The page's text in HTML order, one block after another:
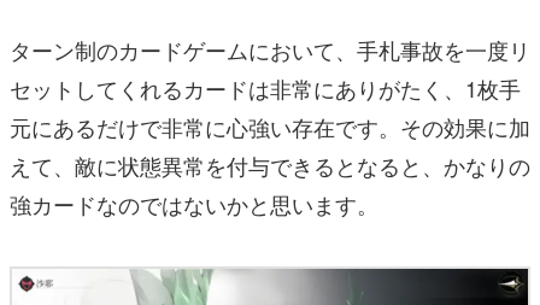
ターン制のカードゲームにおいて、手札事故を一度リ
セットしてくれるカードは非常にありがたく、1枚手
元にあるだけで非常に心強い存在です。その効果に加
えて、敵に状態異常を付与できるとなると、かなりの
強カードなのではないかと思います。